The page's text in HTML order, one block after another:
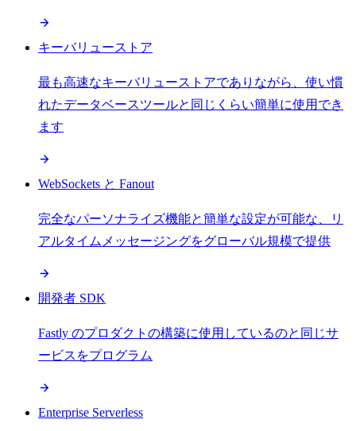
キーバリューストア
最も高速なキーバリューストアでありながら、使い慣
れたデータベースツールと同じくらい簡単に使用でき
ます
WebSockets と Fanout
完全なパーソナライズ機能と簡単な設定が可能な、リ
アルタイムメッセージングをグローバル規模で提供
開発者 SDK
Fastly のプロダクトの構築に使用しているのと同じサ
ービスをプログラム
Enterprise Serverless